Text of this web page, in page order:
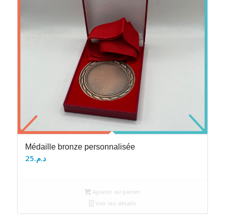
Médaille bronze personnalisée
د.م.25
Ajouter au panier
Voir les détails